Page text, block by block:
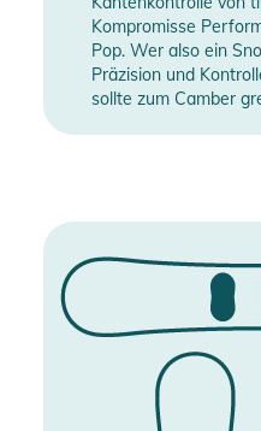
Kompromisse
Pop. Wer also ein
Präzision und
sollte zum Camber